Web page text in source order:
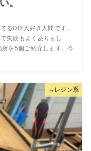
。
るDIY大好き人間です。
失敗もよくありまし
を5個ご紹介します。今
→レジン系